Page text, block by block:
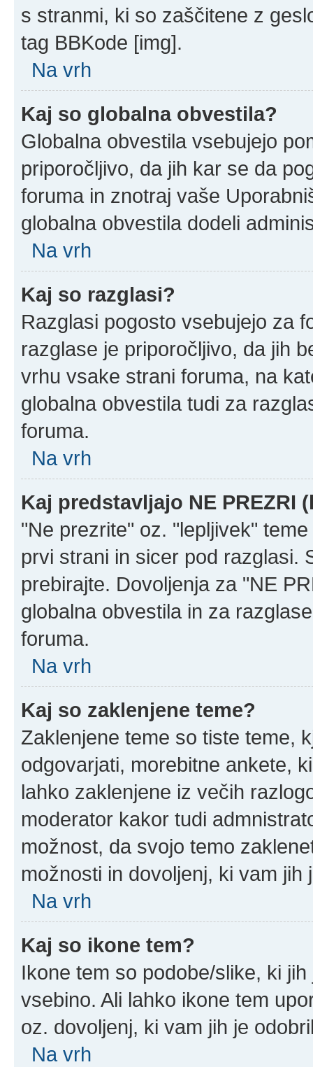
s stranmi, ki so zaščitene z
tag BBKode [img].
Na vrh
Kaj so globalna obvestila?
Globalna obvestila vsebujejo
priporočljivo, da jih kar se da
foruma in znotraj vaše
globalna obvestila dodeli
Na vrh
Kaj so razglasi?
Razglasi pogosto vsebujejo za
razglase je priporočljivo, da jih
vrhu vsake strani foruma, na
globalna obvestila tudi za
foruma.
Na vrh
Kaj predstavljajo NE PREZRI
"Ne prezrite" oz. "lepljivek"
prvi strani in sicer pod razglasi.
prebirajte. Dovoljenja za "NE
globalna obvestila in za
foruma.
Na vrh
Kaj so zaklenjene teme?
Zaklenjene teme so tiste teme,
odgovarjati, morebitne ankete,
lahko zaklenjene iz večih
moderator kakor tudi
možnost, da svojo temo
možnosti in dovoljenj, ki vam
Na vrh
Kaj so ikone tem?
Ikone tem so podobe/slike, ki
vsebino. Ali lahko ikone tem
oz. dovoljenj, ki vam jih je
Na vrh